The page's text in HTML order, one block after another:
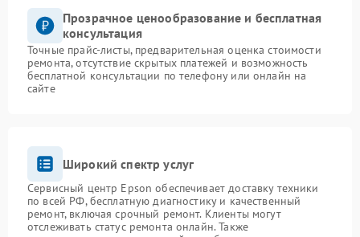
Прозрачное ценообразование и бесплатная
консультация
Точные прайс-листы, предварительная оценка стоимости
ремонта, отсутствие скрытых платежей и возможность
бесплатной консультации по телефону или онлайн на
сайте
Широкий спектр услуг
Сервисный центр Epson обеспечивает доставку техники
по всей РФ, бесплатную диагностику и качественный
ремонт, включая срочный ремонт. Клиенты могут
отслеживать статус ремонта онлайн. Также